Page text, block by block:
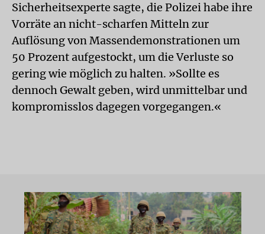
Sicherheitsexperte sagte, die Polizei habe ihre
Vorräte an nicht-scharfen Mitteln zur
Auflösung von Massendemonstrationen um
50 Prozent aufgestockt, um die Verluste so
gering wie möglich zu halten. »Sollte es
dennoch Gewalt geben, wird unmittelbar und
kompromisslos dagegen vorgegangen.«